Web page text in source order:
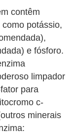
contêm
potássio,
e fósforo.
limpador
para
c-
minerais